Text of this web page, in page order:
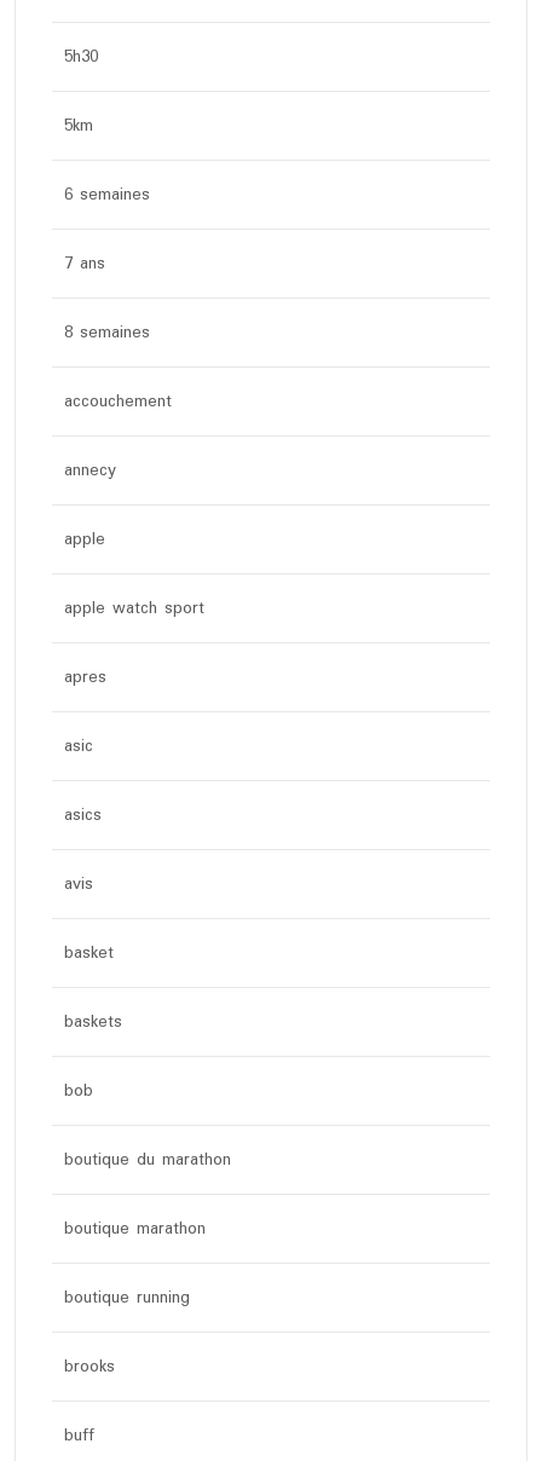
5h30
5km
6 semaines
7 ans
8 semaines
accouchement
annecy
apple
apple watch sport
apres
asic
asics
avis
basket
baskets
bob
boutique du marathon
boutique marathon
boutique running
brooks
buff